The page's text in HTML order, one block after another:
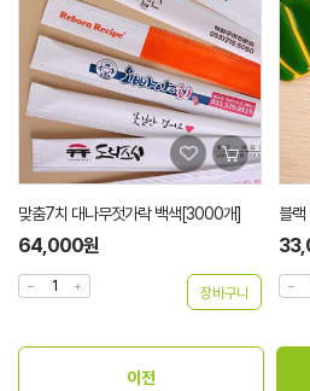
개] 블랙 물티슈opp 1000매
33,000원